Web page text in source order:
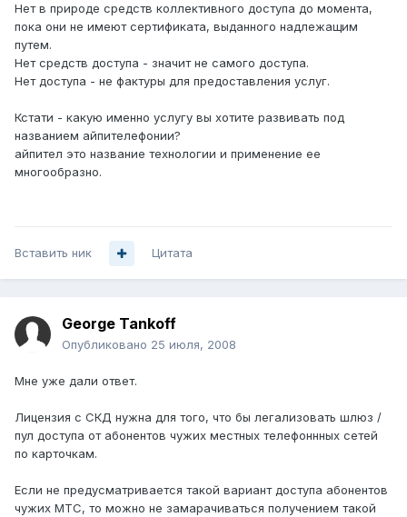
Нет в природе средств коллективного доступа до момента,
пока они не имеют сертификата, выданного надлежащим
путем.
Нет средств доступа - значит не самого доступа.
Нет доступа - не фактуры для предоставления услуг.
Кстати - какую именно услугу вы хотите развивать под
названием айпителефонии?
айпител это название технологии и применение ее
многообразно.
Вставить ник Цитата
George Tankoff
Опубликовано 25 июля, 2008
Мне уже дали ответ.
Лицензия с СКД нужна для того, что бы легализовать шлюз /
пул доступа от абонентов чужих местных телефоннных сетей
по карточкам.
Если не предусматривается такой вариант доступа абонентов
чужих МТС, то можно не замарачиваться получением такой